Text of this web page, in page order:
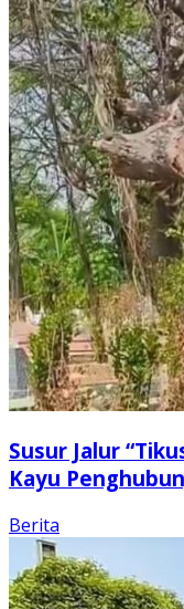
Susur Jalur
Kayu
Berita